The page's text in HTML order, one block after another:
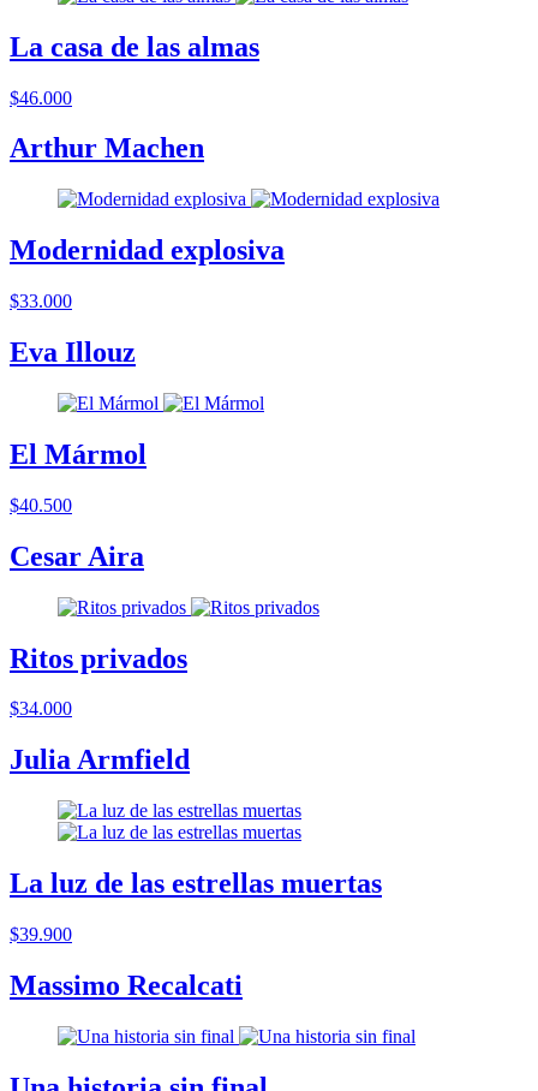
La casa de las almas
$46.000
Arthur Machen
Modernidad explosiva
$33.000
Eva Illouz
El Mármol
$40.500
Cesar Aira
Ritos privados
$34.000
Julia Armfield
La luz de las estrellas muertas
$39.900
Massimo Recalcati